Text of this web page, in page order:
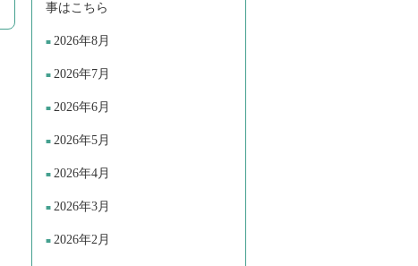
事はこちら
2026年8月
2026年7月
2026年6月
2026年5月
2026年4月
2026年3月
2026年2月